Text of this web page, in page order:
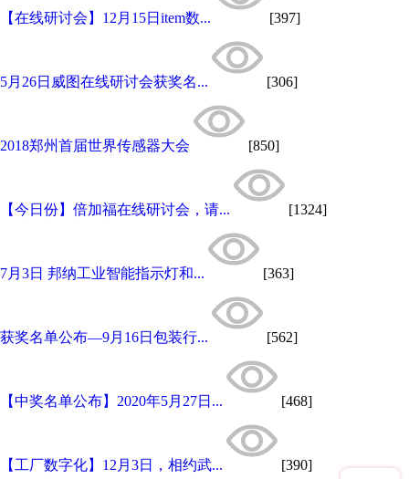
【在线研讨会】12月15日item数... [397]
5月26日威图在线研讨会获奖名... [306]
2018郑州首届世界传感器大会 [850]
【今日份】倍加福在线研讨会，请... [1324]
7月3日 邦纳工业智能指示灯和... [363]
获奖名单公布—9月16日包装行... [562]
【中奖名单公布】2020年5月27日... [468]
【工厂数字化】12月3日，相约武... [390]